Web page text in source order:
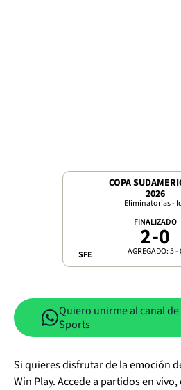
COPA
2026
Eliminatorias -
SFE
FINALIZADO
2-0
AGREGADO: 5 -
Quiero unirme al canal
Sports
Si quieres disfrutar de la emoción
Win Play. Accede a partidos en